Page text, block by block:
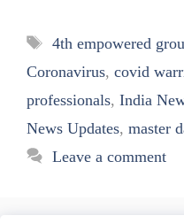
Tags
4th empowered
Coronavirus, covid
professionals, India
News Updates, master
Leave a comment